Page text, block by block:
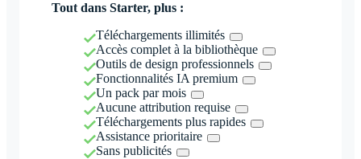
Tout dans Starter, plus :
Téléchargements illimités
Accès complet à la bibliothèque
Outils de design professionnels
Fonctionnalités IA premium
Un pack par mois
Aucune attribution requise
Téléchargements plus rapides
Assistance prioritaire
Sans publicités